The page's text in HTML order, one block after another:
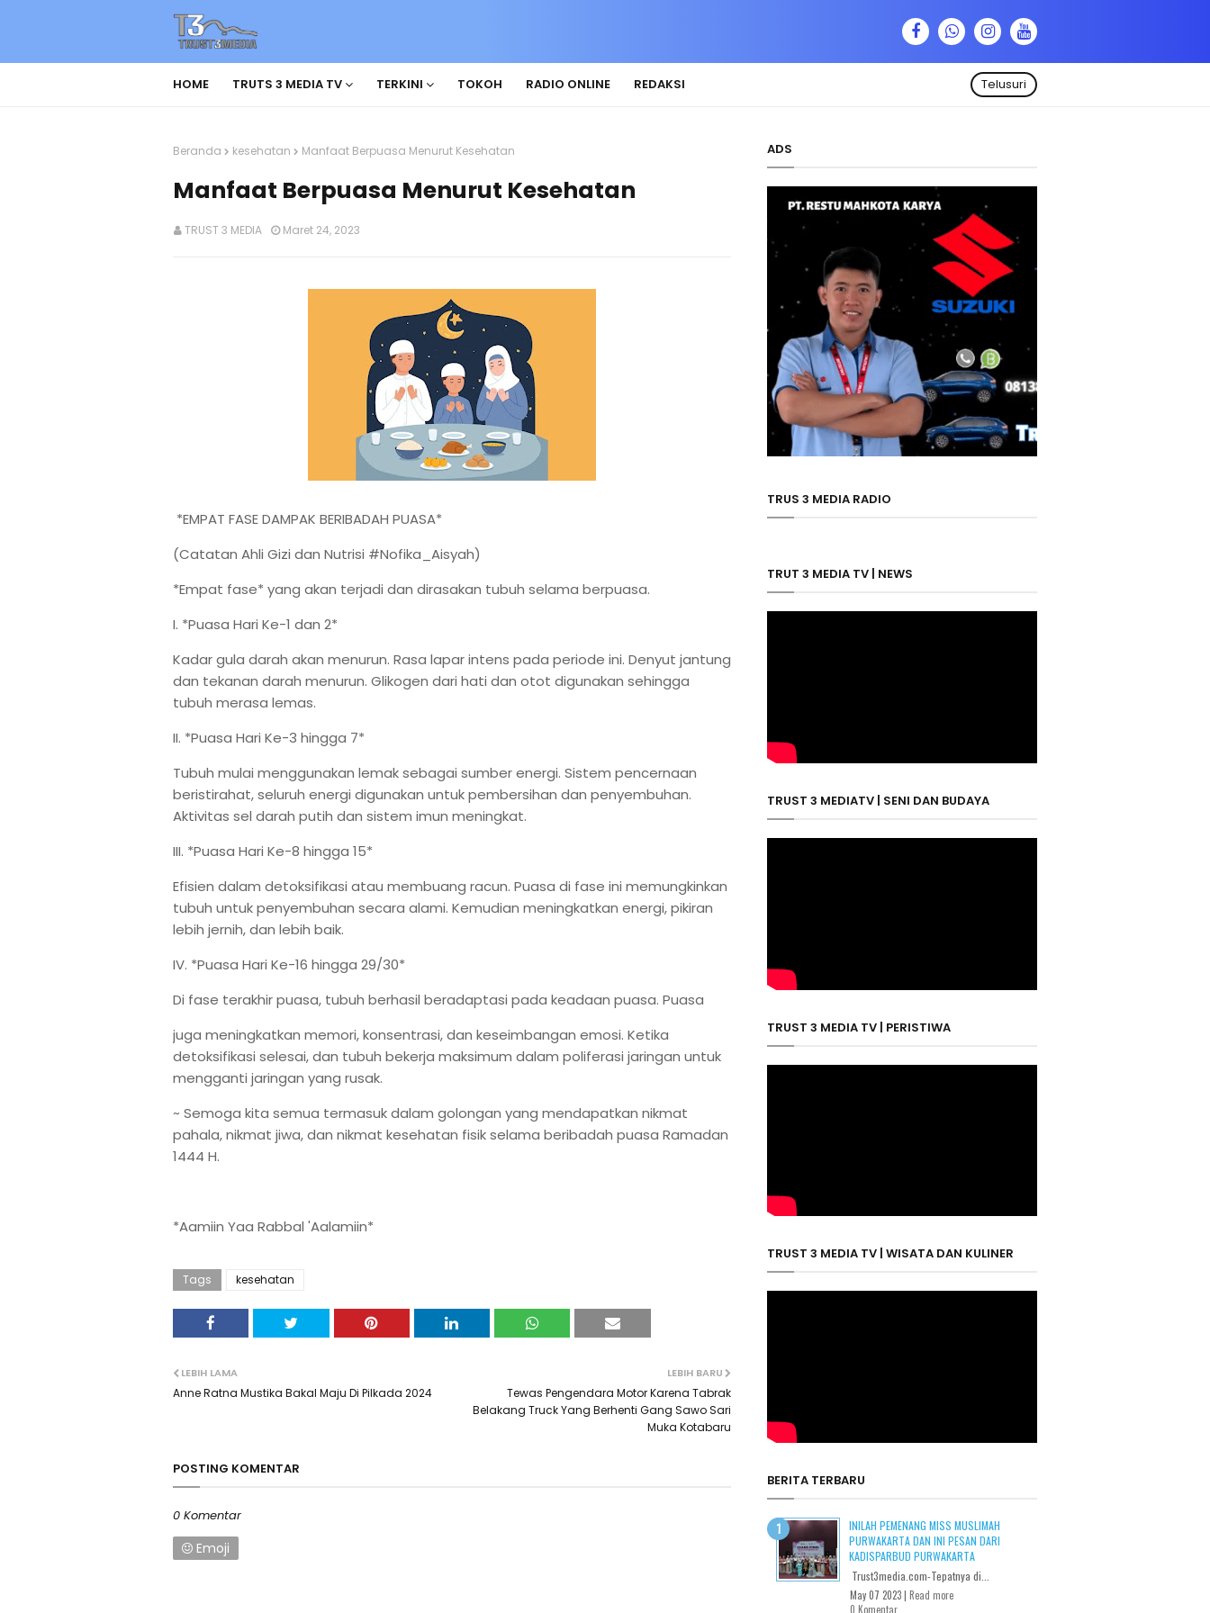
HOME TRUTS 3 MEDIA TV TERKINI TOKOH RADIO ONLINE REDAKSI Telusuri
Beranda kesehatan Manfaat Berpuasa Menurut Kesehatan
Manfaat Berpuasa Menurut Kesehatan
TRUST 3 MEDIA Maret 24, 2023
*EMPAT FASE DAMPAK BERIBADAH PUASA*
(Catatan Ahli Gizi dan Nutrisi #Nofika_Aisyah)
*Empat fase* yang akan terjadi dan dirasakan tubuh selama berpuasa.
I. *Puasa Hari Ke-1 dan 2*
Kadar gula darah akan menurun. Rasa lapar intens pada periode ini. Denyut jantung
dan tekanan darah menurun. Glikogen dari hati dan otot digunakan sehingga
tubuh merasa lemas.
II. *Puasa Hari Ke-3 hingga 7*
Tubuh mulai menggunakan lemak sebagai sumber energi. Sistem pencernaan
beristirahat, seluruh energi digunakan untuk pembersihan dan penyembuhan.
Aktivitas sel darah putih dan sistem imun meningkat.
III. *Puasa Hari Ke-8 hingga 15*
Efisien dalam detoksifikasi atau membuang racun. Puasa di fase ini memungkinkan
tubuh untuk penyembuhan secara alami. Kemudian meningkatkan energi, pikiran
lebih jernih, dan lebih baik.
IV. *Puasa Hari Ke-16 hingga 29/30*
Di fase terakhir puasa, tubuh berhasil beradaptasi pada keadaan puasa. Puasa
juga meningkatkan memori, konsentrasi, dan keseimbangan emosi. Ketika
detoksifikasi selesai, dan tubuh bekerja maksimum dalam poliferasi jaringan untuk
mengganti jaringan yang rusak.
~ Semoga kita semua termasuk dalam golongan yang mendapatkan nikmat
pahala, nikmat jiwa, dan nikmat kesehatan fisik selama beribadah puasa Ramadan
1444 H.
*Aamiin Yaa Rabbal 'Aalamiin*
Tags kesehatan
LEBIH BARU
Tewas Pengendara Motor Karena Tabrak
Belakang Truck Yang Berhenti Gang Sawo Sari
Muka Kotabaru
LEBIH LAMA
Anne Ratna Mustika Bakal Maju Di Pilkada 2024
POSTING KOMENTAR
0 Komentar
Emoji
ADS
TRUS 3 MEDIA RADIO
TRUT 3 MEDIA TV | NEWS
TRUST 3 MEDIATV | SENI DAN BUDAYA
TRUST 3 MEDIA TV | PERISTIWA
TRUST 3 MEDIA TV | WISATA DAN KULINER
BERITA TERBARU
INILAH PEMENANG MISS MUSLIMAH
PURWAKARTA DAN INI PESAN DARI
KADISPARBUD PURWAKARTA
Trust3media.com-Tepatnya di...
May 07 2023 | Read more
0 Komentar